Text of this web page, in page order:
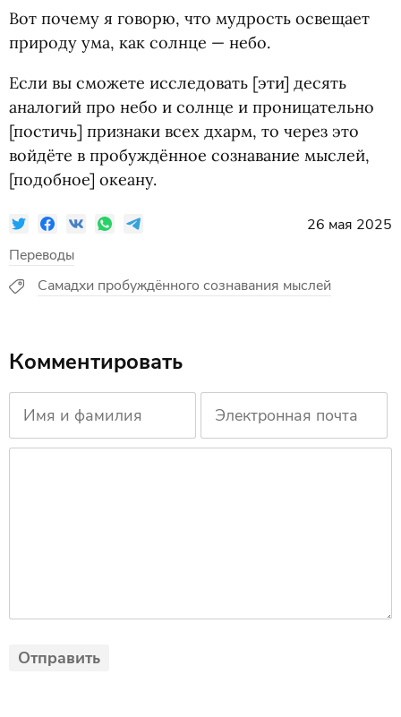
Вот почему я говорю, что мудрость освещает
природу ума, как солнце — небо.
Если вы сможете исследовать [эти] десять
аналогий про небо и солнце и проницательно
[постичь] признаки всех дхарм, то через это
войдёте в пробуждённое сознавание мыслей,
[подобное] океану.
26 мая 2025
Переводы
Самадхи пробуждённого сознавания мыслей
Комментировать